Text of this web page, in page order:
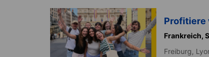
Profitiere
Frankreich,
Freiburg,